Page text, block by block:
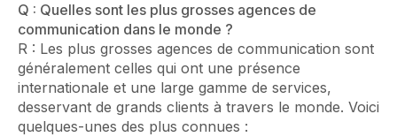
Q : Quelles sont les plus grosses agences de
communication dans le monde ?
R : Les plus grosses agences de communication sont
généralement celles qui ont une présence
internationale et une large gamme de services,
desservant de grands clients à travers le monde. Voici
quelques-unes des plus connues :